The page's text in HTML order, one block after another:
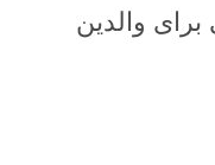
برای والدین